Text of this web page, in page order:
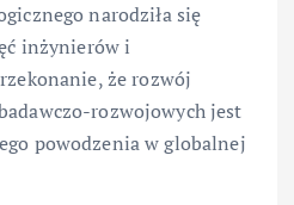
narodziła się
inżynierów i
że rozwój
rozwojowych jest
powodzenia w globalnej